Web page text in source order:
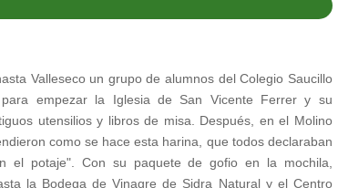
Valleseco un grupo de alumnos del Colegio Saucillo
empezar la Iglesia de San Vicente Ferrer y su
utensilios y libros de misa. Después, en el Molino
como se hace esta harina, que todos declaraban
el potaje". Con su paquete de gofio en la mochila,
la Bodega de Vinagre de Sidra Natural y el Centro